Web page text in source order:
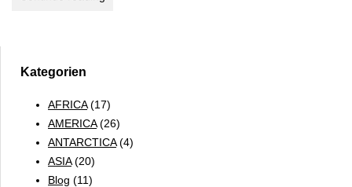
Kategorien
AFRICA(17)
AMERICA(26)
ANTARCTICA(4)
ASIA(20)
Blog (11)